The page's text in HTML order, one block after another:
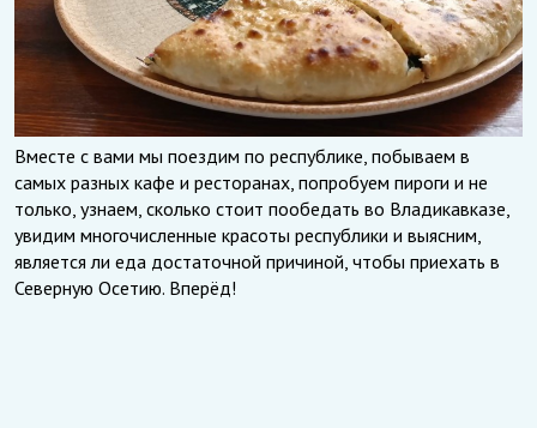
Вместе с вами мы поездим по республике, побываем в
самых разных кафе и ресторанах, попробуем пироги и не
только, узнаем, сколько стоит пообедать во Владикавказе,
увидим многочисленные красоты республики и выясним,
является ли еда достаточной причиной, чтобы приехать в
Северную Осетию. Вперёд!